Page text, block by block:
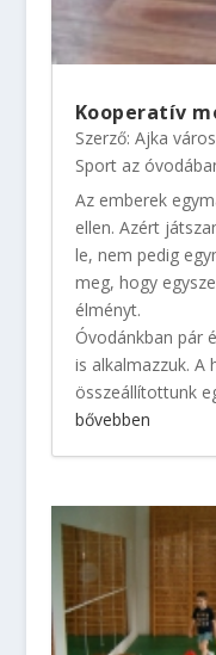
Kooperatív
Szerző: Ajka
Sport az
Az emberek
ellen. Azért
le, nem pedig
meg, hogy
élményt.
Óvodánkban pár
is alkalmazzuk. A
összeállítottunk
bővebben